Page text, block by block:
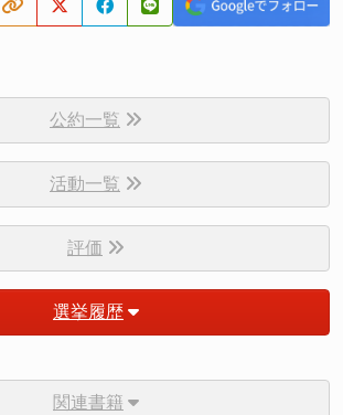
公約一覧
活動一覧
評価
選挙履歴
関連書籍